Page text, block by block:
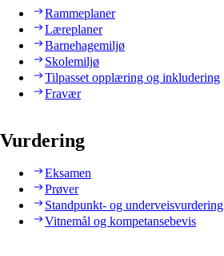
Rammeplaner
Læreplaner
Barnehagemiljø
Skolemiljø
Tilpasset opplæring og inkludering
Fravær
Vurdering
Eksamen
Prøver
Standpunkt- og underveisvurdering
Vitnemål og kompetansebevis